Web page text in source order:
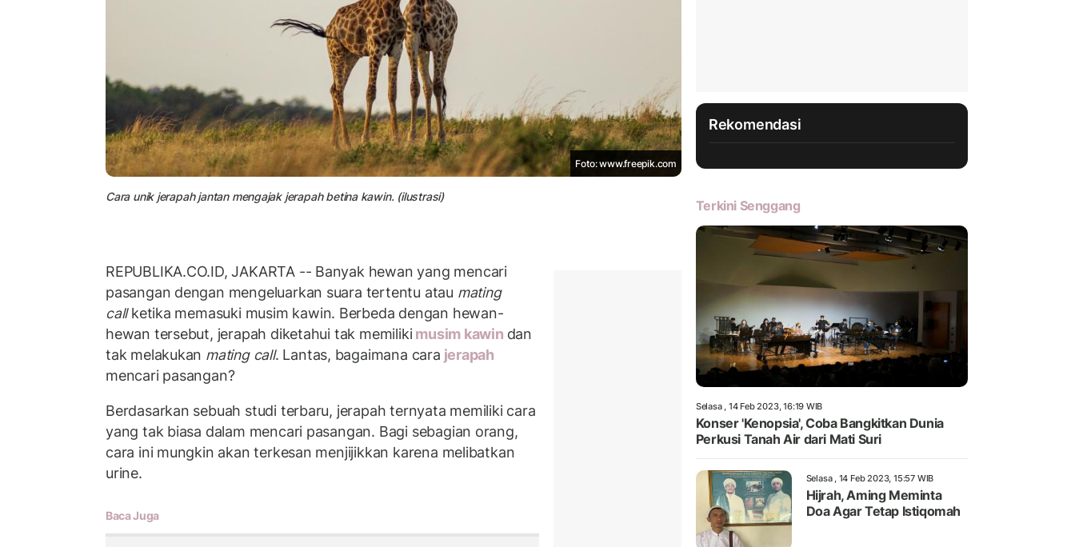
Foto: www.freepik.com
Cara unik jerapah jantan mengajak jerapah betina kawin. (ilustrasi)
REPUBLIKA.CO.ID, JAKARTA -- Banyak hewan yang mencari
pasangan dengan mengeluarkan suara tertentu atau mating
callketika memasuki musim kawin. Berbeda dengan hewan-
hewan tersebut, jerapah diketahui tak memilikimusim kawin dan
tak melakukan mating call. Lantas, bagaimana cara jerapah
mencari pasangan?
Berdasarkan sebuah studi terbaru, jerapah ternyata memiliki cara
yang tak biasa dalam mencari pasangan. Bagi sebagian orang,
cara ini mungkin akan terkesan menjijikkan karena melibatkan
urine.
Baca Juga
Rekomendasi
Terkini Senggang
Selasa , 14 Feb 2023, 16:19 WIB
Konser 'Kenopsia', Coba Bangkitkan Dunia
Perkusi Tanah Air dari Mati Suri
Selasa , 14 Feb 2023, 15:57 WIB
Hijrah, Aming Meminta
Doa Agar Tetap Istiqomah